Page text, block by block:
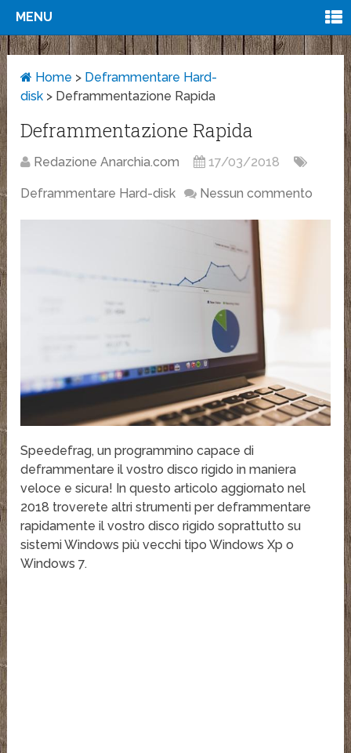
MENU
Home > Deframmentare Hard-
disk > Deframmentazione Rapida
Deframmentazione Rapida
Redazione Anarchia.com 17/03/2018
Deframmentare Hard-disk Nessun commento
Speedefrag, un programmino capace di
deframmentare il vostro disco rigido in maniera
veloce e sicura! In questo articolo aggiornato nel
2018 troverete altri strumenti per deframmentare
rapidamente il vostro disco rigido soprattutto su
sistemi Windows più vecchi tipo Windows Xp o
Windows 7.